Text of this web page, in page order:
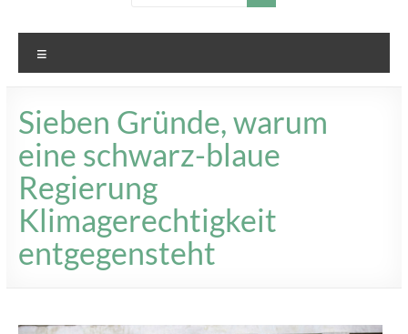
Change!
Sieben Gründe, warum
eine schwarz-blaue
Regierung
Klimagerechtigkeit
entgegensteht